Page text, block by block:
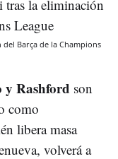
del Barça de la Champions
y Rashford son
como
libera masa
volverá a